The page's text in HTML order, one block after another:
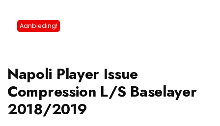
Aanbieding!
Napoli Player Issue
Compression L/S Baselayer
2018/2019